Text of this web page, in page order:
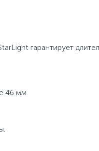
гарантирует
46 мм.